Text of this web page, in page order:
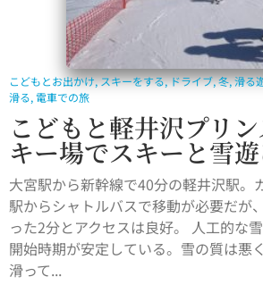
こどもとお出かけ,スキーをする,ドライブ,冬,滑る
滑る, 電車での旅
こどもと軽井沢プリ
キー場でスキーと雪
大宮駅から新幹線で40分の軽井沢駅。
駅からシャトルバスで移動が必要だが
った2分とアクセスは良好。 人工的な
開始時期が安定している。雪の質は悪
滑って...